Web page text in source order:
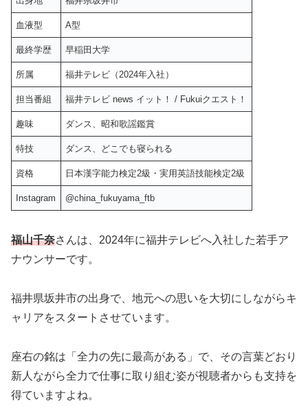
血液型 A型
最終学歴 早稲田大学
所属 福井テレビ（2024年入社）
担当番組 福井テレビ news イット！ / Fukuiクエスト！
趣味 ダンス、昭和歌謡鑑賞
特技 ダンス、どこでも寝られる
資格 日本漢字能力検定2級・実用英語技能検定2級
Instagram @china_fukuyama_ftb
福山千奈さんは、2024年に福井テレビへ入社した若手ア
ナウンサーです。
福井県坂井市の出身で、地元への思いを大切にしながらキ
ャリアをスタートさせています。
座右の銘は「全力の先に最高がある」で、その言葉どおり
新人ながら全力で仕事に取り組む姿が視聴者からも支持を
得ていますよね。